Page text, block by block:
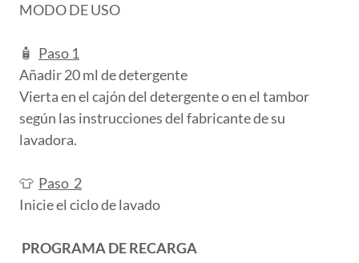
MODO DE USO
🧴 Paso 1
Añadir 20 ml de detergente
Vierta en el cajón del detergente o en el tambor
según las instrucciones del fabricante de su
lavadora.
👕 Paso 2
Inicie el ciclo de lavado
PROGRAMA DE RECARGA